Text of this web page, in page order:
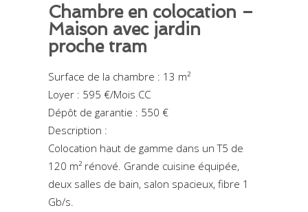
Chambre en colocation –
Maison avec jardin
proche tram
Surface de la chambre : 13 m²
Loyer : 595 €/Mois CC
Dépôt de garantie : 550 €
Description :
Colocation haut de gamme dans un T5 de
120 m² rénové. Grande cuisine équipée,
deux salles de bain, salon spacieux, fibre 1
Gb/s.